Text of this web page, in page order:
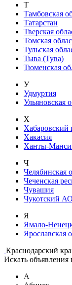
Т
Тамбовская
Татарстан
Тверская
Томская
Тульская
Тыва (Тува)
Тюменская
У
Удмуртия
Ульяновская
Х
Хабаровский
Хакасия
Ханты-
Ч
Челябинская
Чеченская
Чувашия
Чукотский АО
Я
Ямало-
Ярославская
Краснодарский
Искать объявления
А